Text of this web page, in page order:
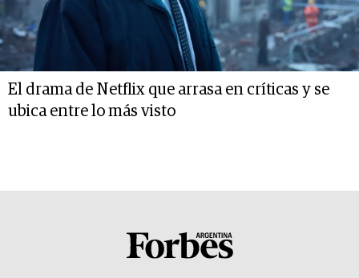
El drama de Netflix que arrasa en críticas y se
ubica entre lo más visto